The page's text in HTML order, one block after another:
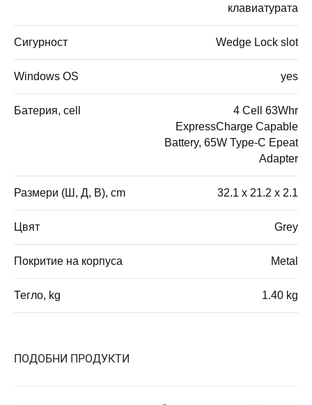
клавиатурата
Сигурност Wedge Lock slot
Windows OS yes
Батерия, cell
4 Cell 63Whr
ExpressCharge Capable
Battery, 65W Type-C Epeat
Adapter
Размери (Ш, Д, В), cm 32.1 x 21.2 x 2.1
Цвят Grey
Покритие на корпуса Metal
Тегло, kg 1.40 kg
ПОДОБНИ ПРОДУКТИ